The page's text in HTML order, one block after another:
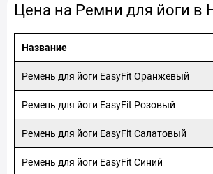
Николаев, Отделение №11 (до 30 кг на
Мира, 13Г
Николаев, Отделение №12 (до 30 кг): ул.
Николаев, Отделение №13 (до 30 кг на
Лазурная, 17
Николаев, Отделение №14 (до 30 кг):
(ран. Ленина), 173/2
Николаев, Отделение №15 ( до 30 кг на
Космонавтов, 61В
Николаев, Отделение №16: просп.
Цена на Ремни для йоги в
Название
Ремень для йоги EasyFit Оранжевый
Ремень для йоги EasyFit Розовый
Ремень для йоги EasyFit Салатовый
Ремень для йоги EasyFit Синий